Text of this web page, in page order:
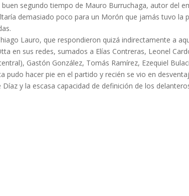
segundo tiempo de Mauro Burruchaga, autor del
demasiado poco para un Morón que jamás tuvo la
Lauro, que respondieron quizá indirectamente a
en sus redes, sumados a Elías Contreras, Leonel
Gastón González, Tomás Ramírez, Ezequiel
hacer pie en el partido y recién se vio en
y la escasa capacidad de definición de los